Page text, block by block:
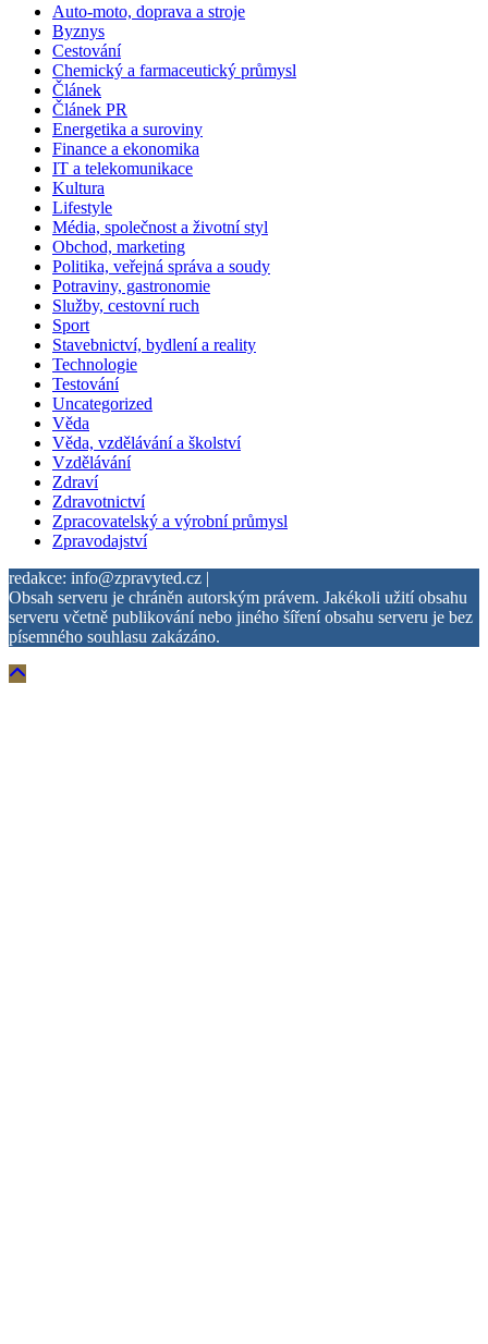
Auto-moto, doprava a stroje
Byznys
Cestování
Chemický a farmaceutický průmysl
Článek
Článek PR
Energetika a suroviny
Finance a ekonomika
IT a telekomunikace
Kultura
Lifestyle
Média, společnost a životní styl
Obchod, marketing
Politika, veřejná správa a soudy
Potraviny, gastronomie
Služby, cestovní ruch
Sport
Stavebnictví, bydlení a reality
Technologie
Testování
Uncategorized
Věda
Věda, vzdělávání a školství
Vzdělávání
Zdraví
Zdravotnictví
Zpracovatelský a výrobní průmysl
Zpravodajství
redakce: info@zpravyted.cz |
Obsah serveru je chráněn autorským právem. Jakékoli užití obsahu
serveru včetně publikování nebo jiného šíření obsahu serveru je bez
písemného souhlasu zakázáno.